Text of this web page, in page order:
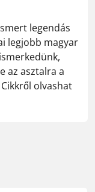
legendás
legjobb magyar
az asztalra a
olvashat